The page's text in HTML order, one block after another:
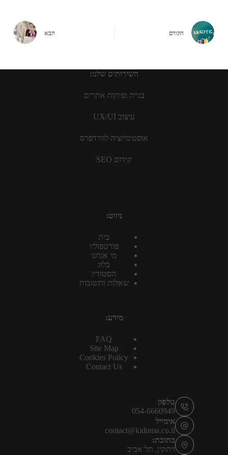
הקודם הבא
השירותים שלנו:
בנייה ופיתוח אתרים
עיצוב UX/UI
אופטימיזציה לוורדפרס
קידום SEO
ניווט:
בית
פורטפוליו
מי אנחנו
בלוג
הסטודיו
שאלות ותשובות
מידע:
FAQ
Site Map
Cookies Policy
Contact Us
טלפון
054-6660949
אימייל
contact@kiduma.co.il
כתובת:
ויתקין, תל אביב